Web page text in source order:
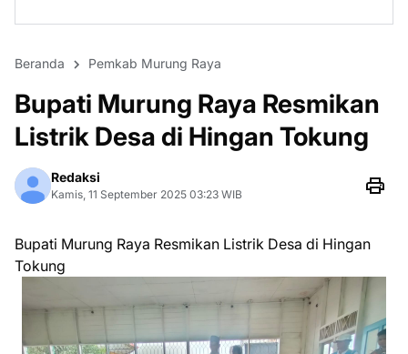
Beranda Pemkab Murung Raya
Bupati Murung Raya Resmikan
Listrik Desa di Hingan Tokung
Redaksi
Kamis, 11 September 2025 03:23 WIB
Bupati Murung Raya Resmikan Listrik Desa di Hingan
Tokung